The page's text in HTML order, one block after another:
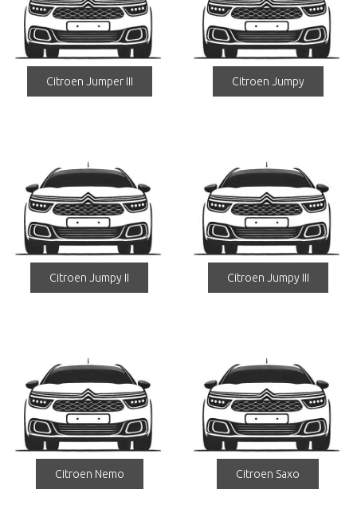
Citroen Jumper III Citroen Jumpy
Citroen Jumpy II Citroen Jumpy III
Citroen Nemo Citroen Saxo